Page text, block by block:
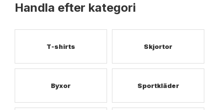
Handla efter kategori
T-shirts Skjortor
Byxor Sportkläder